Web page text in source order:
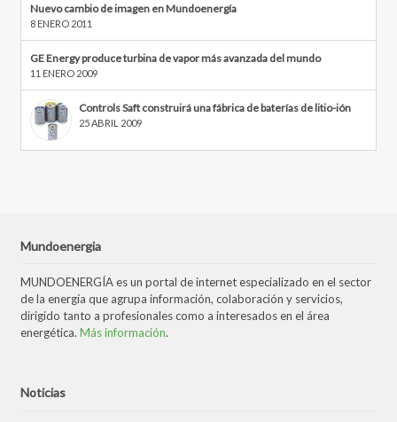
Nuevo cambio de imagen en Mundoenergía
8 ENERO 2011
GE Energy produce turbina de vapor más avanzada del mundo
11 ENERO 2009
Controls Saft construirá una fábrica de baterías de litio-ión
25 ABRIL 2009
Mundoenergia
MUNDOENERGÍA es un portal de internet especializado en el sector
de la energía que agrupa información, colaboración y servicios,
dirigido tanto a profesionales como a interesados en el área
energética. Más información.
Noticias